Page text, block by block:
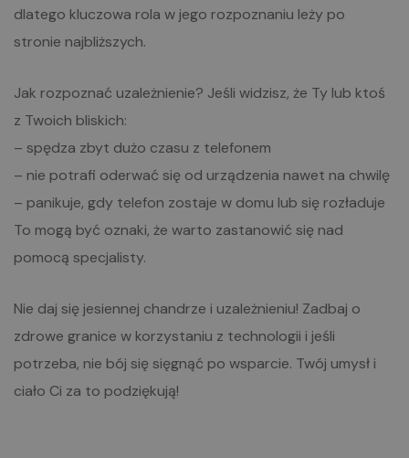
dlatego kluczowa rola w jego rozpoznaniu leży po
stronie najbliższych.
Jak rozpoznać uzależnienie? Jeśli widzisz, że Ty lub ktoś
z Twoich bliskich:
– spędza zbyt dużo czasu z telefonem
– nie potrafi oderwać się od urządzenia nawet na chwilę
– panikuje, gdy telefon zostaje w domu lub się rozładuje
To mogą być oznaki, że warto zastanowić się nad
pomocą specjalisty.
Nie daj się jesiennej chandrze i uzależnieniu! Zadbaj o
zdrowe granice w korzystaniu z technologii i jeśli
potrzeba, nie bój się sięgnąć po wsparcie. Twój umysł i
ciało Ci za to podziękują!